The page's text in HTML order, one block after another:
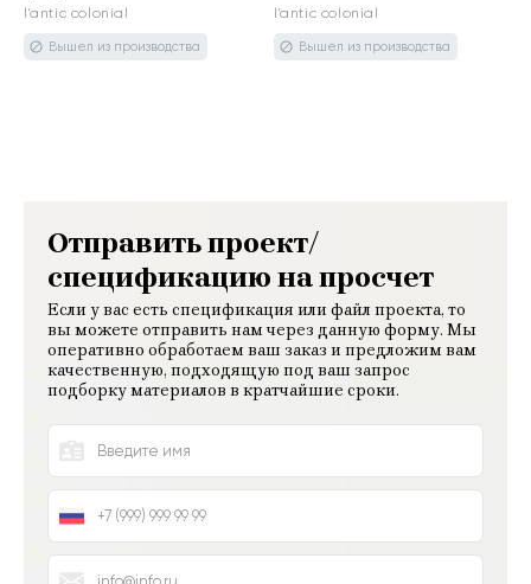
l'antic colonial
l'antic colonial
Отправить проект/
спецификацию на просчет
Если у вас есть спецификация или файл проекта, то
вы можете отправить нам через данную форму. Мы
оперативно обработаем ваш заказ и предложим вам
качественную, подходящую под ваш запрос
подборку материалов в кратчайшие сроки.